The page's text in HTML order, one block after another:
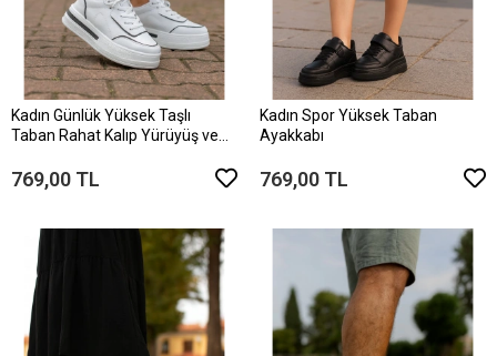
Kadın Günlük Yüksek Taşlı
Taban Rahat Kalıp Yürüyüş ve
769,00 TL
Kadın Spor Yüksek Taban
Ayakkabı
769,00 TL